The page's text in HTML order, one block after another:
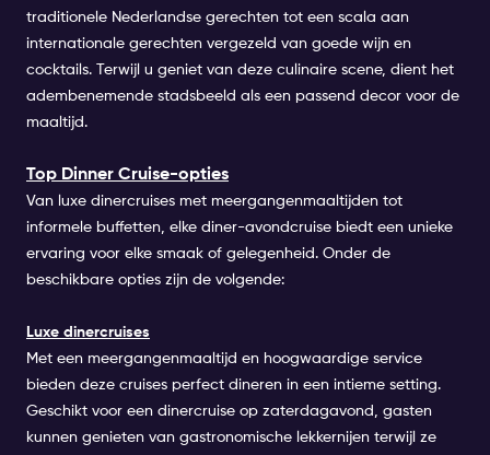
traditionele Nederlandse gerechten tot een scala aan
internationale gerechten vergezeld van goede wijn en
cocktails. Terwijl u geniet van deze culinaire scene, dient het
adembenemende stadsbeeld als een passend decor voor de
maaltijd.
Top Dinner Cruise-opties
Van luxe dinercruises met meergangenmaaltijden tot
informele buffetten, elke diner-avondcruise biedt een unieke
ervaring voor elke smaak of gelegenheid. Onder de
beschikbare opties zijn de volgende:
Luxe dinercruises
Met een meergangenmaaltijd en hoogwaardige service
bieden deze cruises perfect dineren in een intieme setting.
Geschikt voor een dinercruise op zaterdagavond, gasten
kunnen genieten van gastronomische lekkernijen terwijl ze